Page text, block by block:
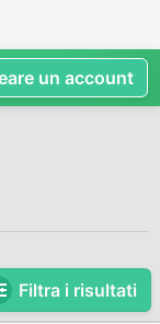
Filtra i risultati
un account